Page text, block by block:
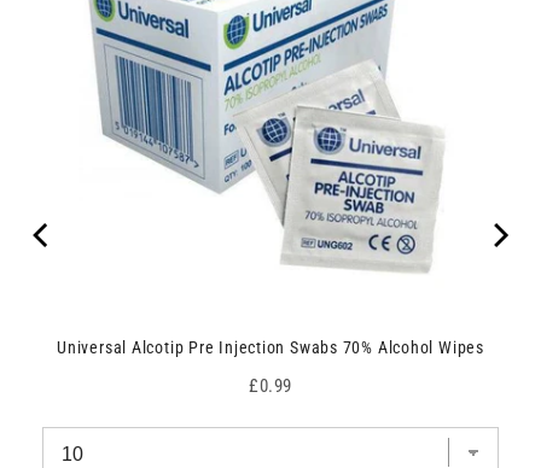
Universal Alcotip Pre Injection Swabs 70% Alcohol Wipes
Price
£0.99